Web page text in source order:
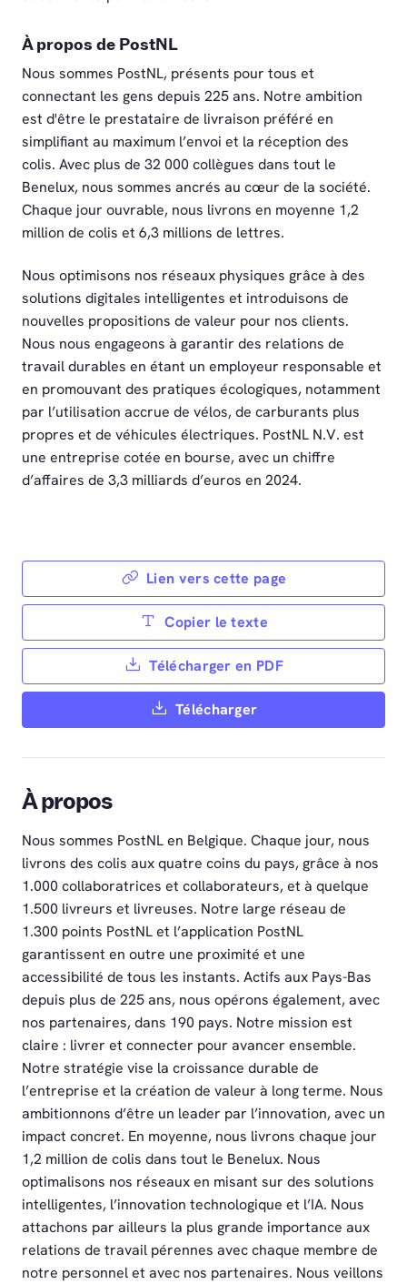
À propos de PostNL
Nous sommes PostNL, présents pour tous et
connectant les gens depuis 225 ans. Notre ambition
est d'être le prestataire de livraison préféré en
simplifiant au maximum l’envoi et la réception des
colis. Avec plus de 32 000 collègues dans tout le
Benelux, nous sommes ancrés au cœur de la société.
Chaque jour ouvrable, nous livrons en moyenne 1,2
million de colis et 6,3 millions de lettres.
Nous optimisons nos réseaux physiques grâce à des
solutions digitales intelligentes et introduisons de
nouvelles propositions de valeur pour nos clients.
Nous nous engageons à garantir des relations de
travail durables en étant un employeur responsable et
en promouvant des pratiques écologiques, notamment
par l’utilisation accrue de vélos, de carburants plus
propres et de véhicules électriques. PostNL N.V. est
une entreprise cotée en bourse, avec un chiffre
d’affaires de 3,3 milliards d’euros en 2024.
Lien vers cette page
Copier le texte
Télécharger en PDF
Télécharger
À propos
Nous sommes PostNL en Belgique. Chaque jour, nous
livrons des colis aux quatre coins du pays, grâce à nos
1.000 collaboratrices et collaborateurs, et à quelque
1.500 livreurs et livreuses. Notre large réseau de
1.300 points PostNL et l’application PostNL
garantissent en outre une proximité et une
accessibilité de tous les instants. Actifs aux Pays-Bas
depuis plus de 225 ans, nous opérons également, avec
nos partenaires, dans 190 pays. Notre mission est
claire : livrer et connecter pour avancer ensemble.
Notre stratégie vise la croissance durable de
l’entreprise et la création de valeur à long terme. Nous
ambitionnons d’être un leader par l’innovation, avec un
impact concret. En moyenne, nous livrons chaque jour
1,2 million de colis dans tout le Benelux. Nous
optimalisons nos réseaux en misant sur des solutions
intelligentes, l’innovation technologique et l’IA. Nous
attachons par ailleurs la plus grande importance aux
relations de travail pérennes avec chaque membre de
notre personnel et avec nos partenaires. Nous veillons